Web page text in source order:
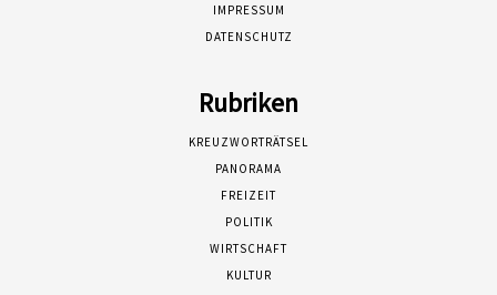
IMPRESSUM
DATENSCHUTZ
Rubriken
KREUZWORTRÄTSEL
PANORAMA
FREIZEIT
POLITIK
WIRTSCHAFT
KULTUR